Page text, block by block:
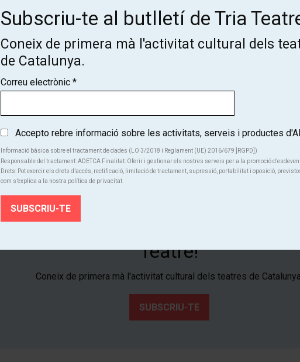
Des de
22 €
Finalitzat
Subscriu-te al butlletí de Tria
Teatre!
Coneix de primera mà l'activitat cultural dels teatres de
SUBSCRIU-TE
Subscriu-te al butlletí de Tria
Coneix de primera mà l'activitat cultural dels
de Catalunya.
Correu electrònic *
Accepto rebre informació sobre les activitats, serveis i productes
Informació bàsica sobre el tractament de dades (LO 3/2018 i Reglament (UE) 2016/679 ]RGPD])
Responsable del tractament: ADETCA Finalitat: Oferir i gestionar els nostres serveis per a la promoció
Drets: Pot exercir els drets d’accés, rectificació, limitació de tractament, supressió, portabilitat i oposició, previstos
com s’explica a la nostra política de privacitat.